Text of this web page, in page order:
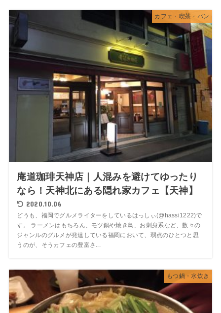
カフェ・喫茶・パン
庵道珈琲天神店｜人混みを避けてゆったり
なら！天神北にある隠れ家カフェ【天神】
2020.10.06
どうも、福岡でグルメライターをしているはっしぃ(@hassi1222)で
す。 ラーメンはもちろん、モツ鍋や焼き鳥、お刺身系など、数々の
ジャンルのグルメが発達している福岡において、弱点のひとつと思
うのが、そうカフェの豊富さ...
もつ鍋・水炊き